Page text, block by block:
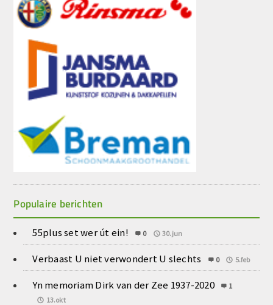
Populaire berichten
55plus set wer út ein! 0 30.jun
Verbaast U niet verwondert U slechts 0 5.feb
Yn memoriam Dirk van der Zee 1937-2020
1
13.okt